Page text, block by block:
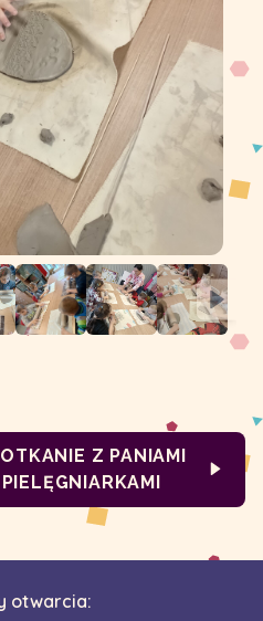
Z PANIAMI
PIELĘGNIARKAMI
otwarcia: